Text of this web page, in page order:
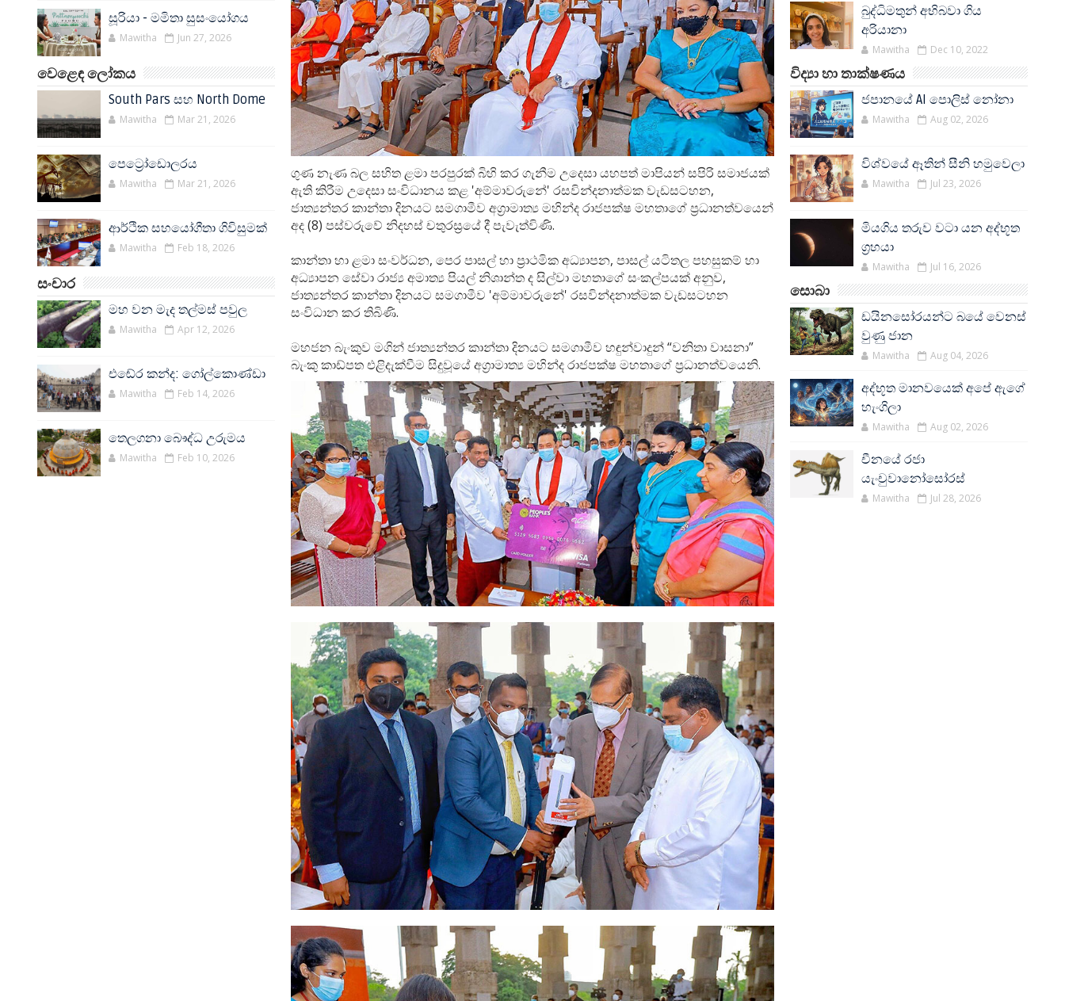
සූරියා - මමිතා සුසංයෝගය
Mawitha Jun 27, 2026
වෙළෙඳ ලෝකය
South Pars සහ North Dome
Mawitha Mar 21, 2026
පෙට්‍රෝඩොලරය
Mawitha Mar 21, 2026
ආර්ථික සහයෝගීතා ගිවිසුමක්
Mawitha Feb 18, 2026
සංචාර
මහ වන මැද තල්මස් පවුල
Mawitha Apr 12, 2026
එඬේර කන්ද: ගෝල්කොණ්ඩා
Mawitha Feb 14, 2026
තෙලගනා බෞද්ධ උරුමය
Mawitha Feb 10, 2026
ගුණ නැණ බල සහිත ළමා පරපුරක් බිහි කර ගැනීම උදෙසා යහපත් මාපියන් සපිරි සමාජයක්
ඇති කිරීම උදෙසා සංවිධානය කළ 'අම්මාවරුනේ' රසවින්දනාත්මක වැඩසටහන,
ජාත්‍යන්තර කාන්තා දිනයට සමගාමීව අග්‍රාමාත්‍ය මහින්ද රාජපක්ෂ මහතාගේ ප්‍රධානත්වයෙන්
අද (8) පස්වරුවේ නිදහස් චතුරස්‍රයේ දී පැවැත්විණි.
කාන්තා හා ළමා සංවර්ධන, පෙර පාසල් හා ප්‍රාථමික අධ්‍යාපන, පාසල් යටිතල පහසුකම් හා
අධ්‍යාපන සේවා රාජ්‍ය අමාත්‍ය පියල් නිශාන්ත ද සිල්වා මහතාගේ සංකල්පයක් අනුව,
ජාත්‍යන්තර කාන්තා දිනයට සමගාමීව 'අම්මාවරුනේ' රසවින්දනාත්මක වැඩසටහන
සංවිධාන කර තිබිණි.
මහජන බැංකුව මගින් ජාත්‍යන්තර කාන්තා දිනයට සමගාමීව හඳුන්වාදුන් “වනිතා වාසනා”
බැංකු කාඩ්පත එළිදැක්වීම සිදුවූයේ අග්‍රාමාත්‍ය මහින්ද රාජපක්ෂ මහතාගේ ප්‍රධානත්වයෙනි.
බුද්ධිමතුන් අභිබවා ගිය
අරියානා
Mawitha Dec 10, 2022
විද්‍යා හා තාක්ෂණය
ජපානයේ AI පොලිස් නෝනා
Mawitha Aug 02, 2026
විශ්වයේ ඈතින් සීනි හමුවෙලා
Mawitha Jul 23, 2026
මියගිය තරුව වටා යන අද්භූත
ග්‍රහයා
Mawitha Jul 16, 2026
සොබා
ඩයිනසෝරයන්ට බයේ වෙනස්
වුණු ජාන
Mawitha Aug 04, 2026
අද්භූත මානවයෙක් අපේ ඇගේ
හැංගිලා
Mawitha Aug 02, 2026
චීනයේ රජා
යැංචුවානෝසෝරස්
Mawitha Jul 28, 2026